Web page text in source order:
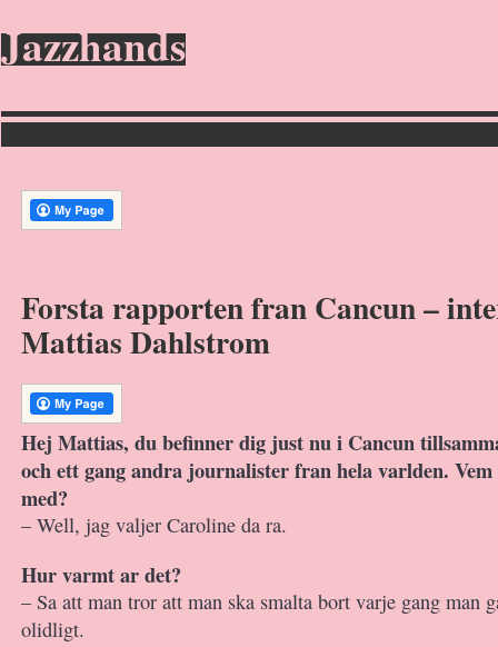
Jazzhands
Forsta rapporten fran Cancun –
Mattias Dahlstrom
Hej Mattias, du befinner dig just nu i Cancun
och ett gang andra journalister fran hela varlden. Vem
med?
– Well, jag valjer Caroline da ra.
Hur varmt ar det?
– Sa att man tror att man ska smalta bort varje gang man
olidligt.